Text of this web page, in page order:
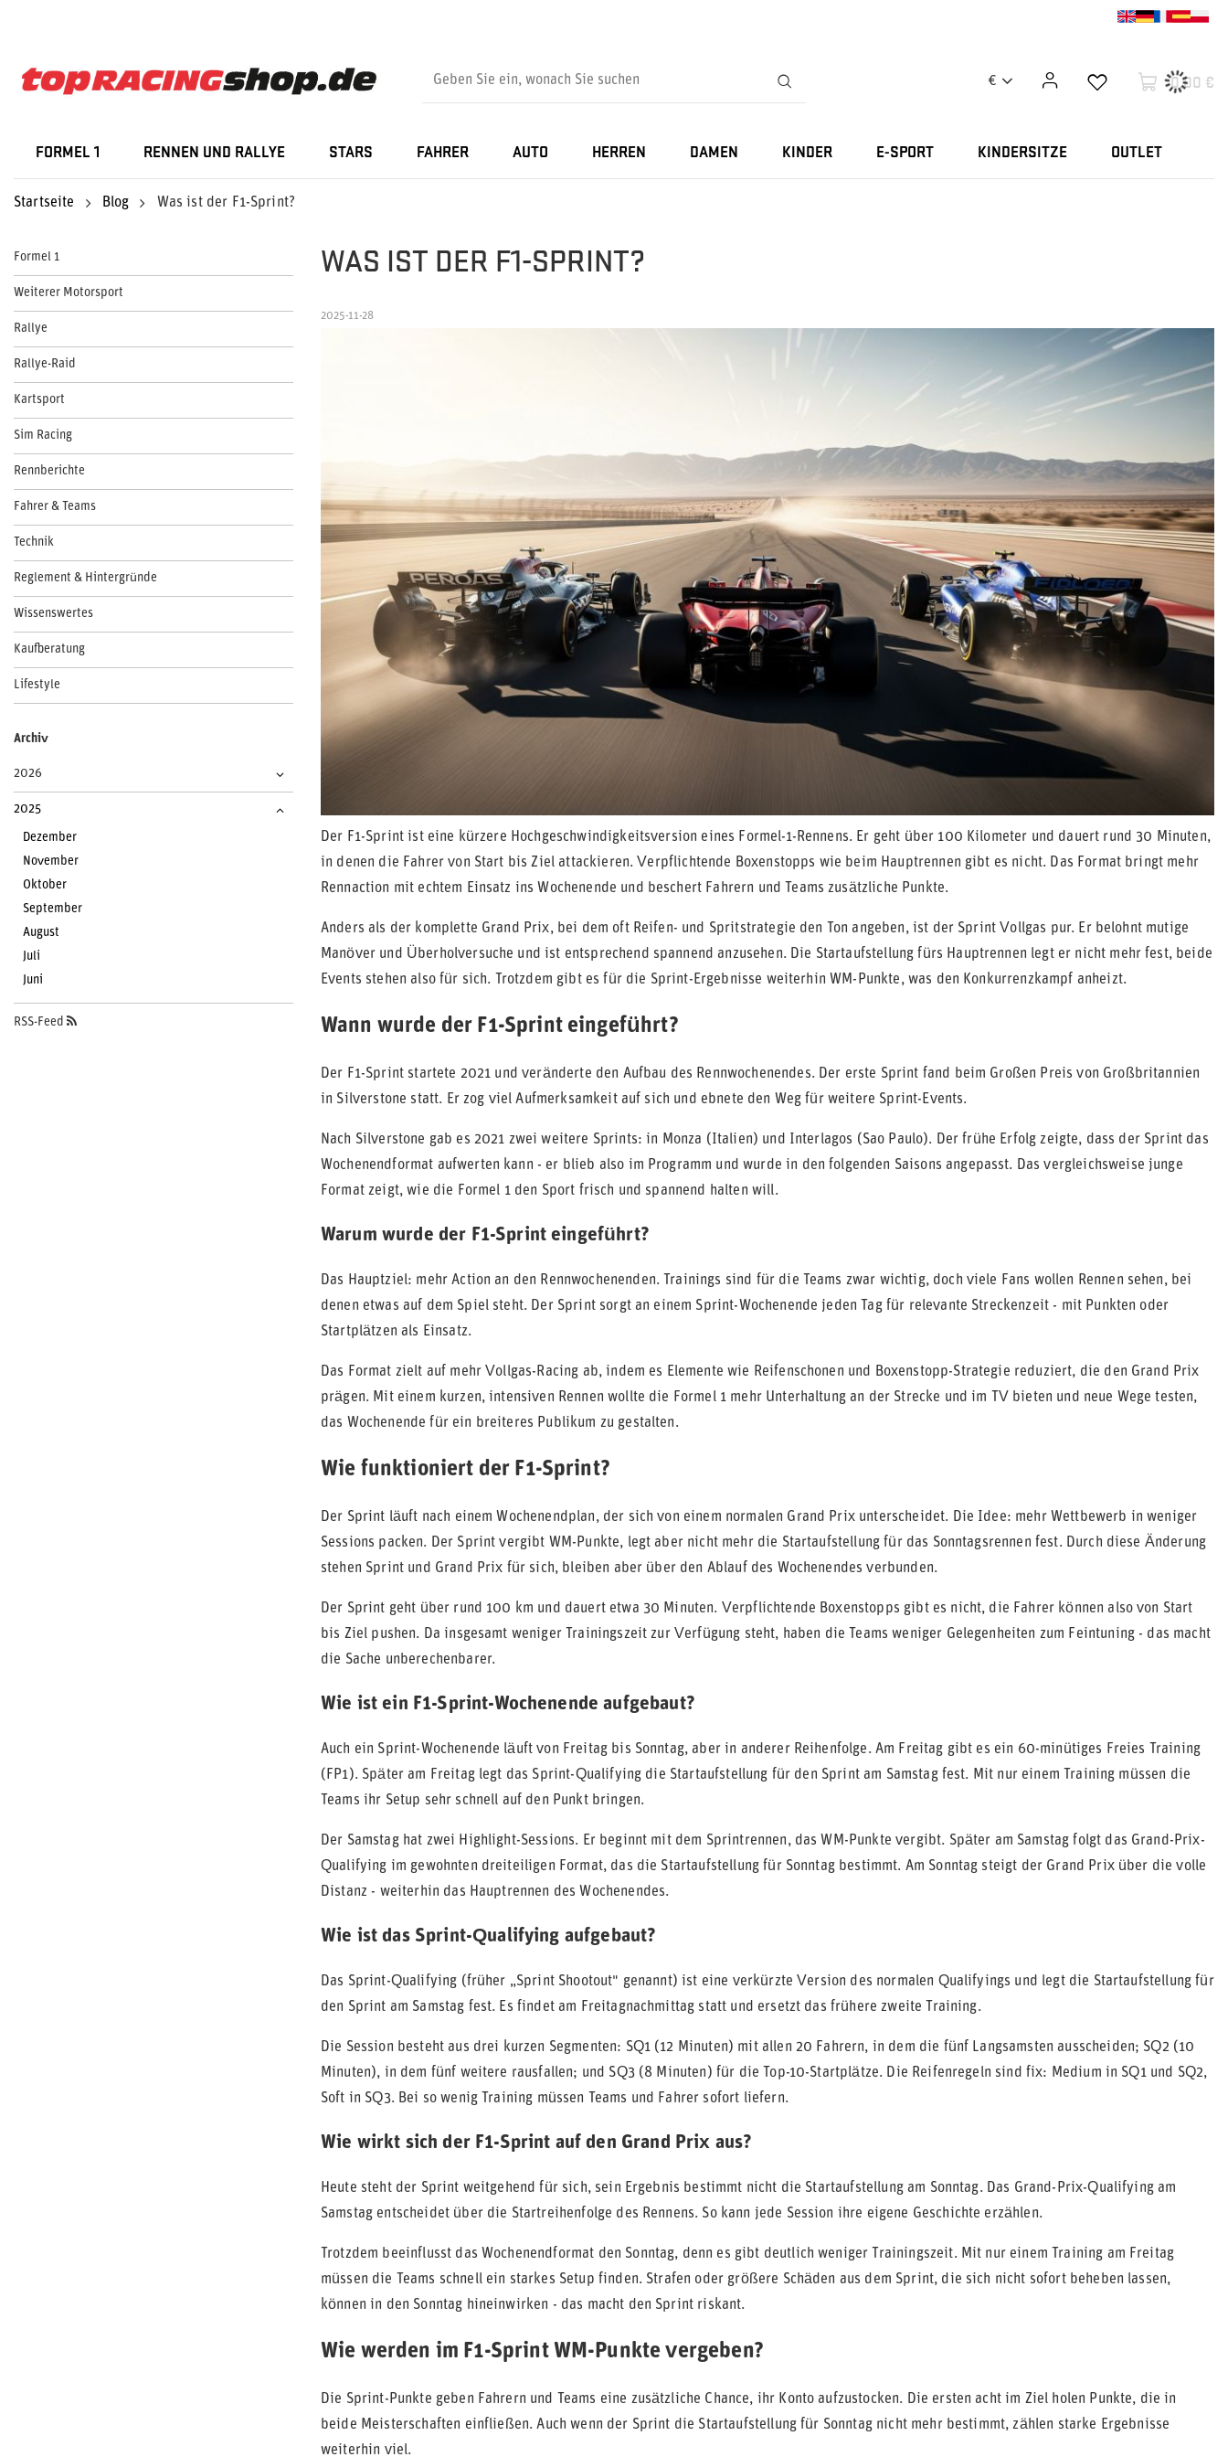
€ 0,00 €
FORMEL 1 RENNEN UND RALLYE STARS FAHRER AUTO HERREN DAMEN KINDER E-SPORT KINDERSITZE OUTLET
Startseite Blog Was ist der F1-Sprint?
Formel 1
Weiterer Motorsport
Rallye
Rallye-Raid
Kartsport
Sim Racing
Rennberichte
Fahrer & Teams
Technik
Reglement & Hintergründe
Wissenswertes
Kaufberatung
Lifestyle
Archiv
2026
2025
Dezember
November
Oktober
September
August
Juli
Juni
RSS-Feed
WAS IST DER F1-SPRINT?
2025-11-28
Der F1-Sprint ist eine kürzere Hochgeschwindigkeitsversion eines Formel-1-Rennens. Er geht über 100 Kilometer und dauert rund 30 Minuten,
in denen die Fahrer von Start bis Ziel attackieren. Verpflichtende Boxenstopps wie beim Hauptrennen gibt es nicht. Das Format bringt mehr
Rennaction mit echtem Einsatz ins Wochenende und beschert Fahrern und Teams zusätzliche Punkte.
Anders als der komplette Grand Prix, bei dem oft Reifen- und Spritstrategie den Ton angeben, ist der Sprint Vollgas pur. Er belohnt mutige
Manöver und Überholversuche und ist entsprechend spannend anzusehen. Die Startaufstellung fürs Hauptrennen legt er nicht mehr fest, beide
Events stehen also für sich. Trotzdem gibt es für die Sprint-Ergebnisse weiterhin WM-Punkte, was den Konkurrenzkampf anheizt.
Wann wurde der F1-Sprint eingeführt?
Der F1-Sprint startete 2021 und veränderte den Aufbau des Rennwochenendes. Der erste Sprint fand beim Großen Preis von Großbritannien
in Silverstone statt. Er zog viel Aufmerksamkeit auf sich und ebnete den Weg für weitere Sprint-Events.
Nach Silverstone gab es 2021 zwei weitere Sprints: in Monza (Italien) und Interlagos (Sao Paulo). Der frühe Erfolg zeigte, dass der Sprint das
Wochenendformat aufwerten kann - er blieb also im Programm und wurde in den folgenden Saisons angepasst. Das vergleichsweise junge
Format zeigt, wie die Formel 1 den Sport frisch und spannend halten will.
Warum wurde der F1-Sprint eingeführt?
Das Hauptziel: mehr Action an den Rennwochenenden. Trainings sind für die Teams zwar wichtig, doch viele Fans wollen Rennen sehen, bei
denen etwas auf dem Spiel steht. Der Sprint sorgt an einem Sprint-Wochenende jeden Tag für relevante Streckenzeit - mit Punkten oder
Startplätzen als Einsatz.
Das Format zielt auf mehr Vollgas-Racing ab, indem es Elemente wie Reifenschonen und Boxenstopp-Strategie reduziert, die den Grand Prix
prägen. Mit einem kurzen, intensiven Rennen wollte die Formel 1 mehr Unterhaltung an der Strecke und im TV bieten und neue Wege testen,
das Wochenende für ein breiteres Publikum zu gestalten.
Wie funktioniert der F1-Sprint?
Der Sprint läuft nach einem Wochenendplan, der sich von einem normalen Grand Prix unterscheidet. Die Idee: mehr Wettbewerb in weniger
Sessions packen. Der Sprint vergibt WM-Punkte, legt aber nicht mehr die Startaufstellung für das Sonntagsrennen fest. Durch diese Änderung
stehen Sprint und Grand Prix für sich, bleiben aber über den Ablauf des Wochenendes verbunden.
Der Sprint geht über rund 100 km und dauert etwa 30 Minuten. Verpflichtende Boxenstopps gibt es nicht, die Fahrer können also von Start
bis Ziel pushen. Da insgesamt weniger Trainingszeit zur Verfügung steht, haben die Teams weniger Gelegenheiten zum Feintuning - das macht
die Sache unberechenbarer.
Wie ist ein F1-Sprint-Wochenende aufgebaut?
Auch ein Sprint-Wochenende läuft von Freitag bis Sonntag, aber in anderer Reihenfolge. Am Freitag gibt es ein 60-minütiges Freies Training
(FP1). Später am Freitag legt das Sprint-Qualifying die Startaufstellung für den Sprint am Samstag fest. Mit nur einem Training müssen die
Teams ihr Setup sehr schnell auf den Punkt bringen.
Der Samstag hat zwei Highlight-Sessions. Er beginnt mit dem Sprintrennen, das WM-Punkte vergibt. Später am Samstag folgt das Grand-Prix-
Qualifying im gewohnten dreiteiligen Format, das die Startaufstellung für Sonntag bestimmt. Am Sonntag steigt der Grand Prix über die volle
Distanz - weiterhin das Hauptrennen des Wochenendes.
Wie ist das Sprint-Qualifying aufgebaut?
Das Sprint-Qualifying (früher „Sprint Shootout" genannt) ist eine verkürzte Version des normalen Qualifyings und legt die Startaufstellung für
den Sprint am Samstag fest. Es findet am Freitagnachmittag statt und ersetzt das frühere zweite Training.
Die Session besteht aus drei kurzen Segmenten: SQ1 (12 Minuten) mit allen 20 Fahrern, in dem die fünf Langsamsten ausscheiden; SQ2 (10
Minuten), in dem fünf weitere rausfallen; und SQ3 (8 Minuten) für die Top-10-Startplätze. Die Reifenregeln sind fix: Medium in SQ1 und SQ2,
Soft in SQ3. Bei so wenig Training müssen Teams und Fahrer sofort liefern.
Wie wirkt sich der F1-Sprint auf den Grand Prix aus?
Heute steht der Sprint weitgehend für sich, sein Ergebnis bestimmt nicht die Startaufstellung am Sonntag. Das Grand-Prix-Qualifying am
Samstag entscheidet über die Startreihenfolge des Rennens. So kann jede Session ihre eigene Geschichte erzählen.
Trotzdem beeinflusst das Wochenendformat den Sonntag, denn es gibt deutlich weniger Trainingszeit. Mit nur einem Training am Freitag
müssen die Teams schnell ein starkes Setup finden. Strafen oder größere Schäden aus dem Sprint, die sich nicht sofort beheben lassen,
können in den Sonntag hineinwirken - das macht den Sprint riskant.
Wie werden im F1-Sprint WM-Punkte vergeben?
Die Sprint-Punkte geben Fahrern und Teams eine zusätzliche Chance, ihr Konto aufzustocken. Die ersten acht im Ziel holen Punkte, die in
beide Meisterschaften einfließen. Auch wenn der Sprint die Startaufstellung für Sonntag nicht mehr bestimmt, zählen starke Ergebnisse
weiterhin viel.